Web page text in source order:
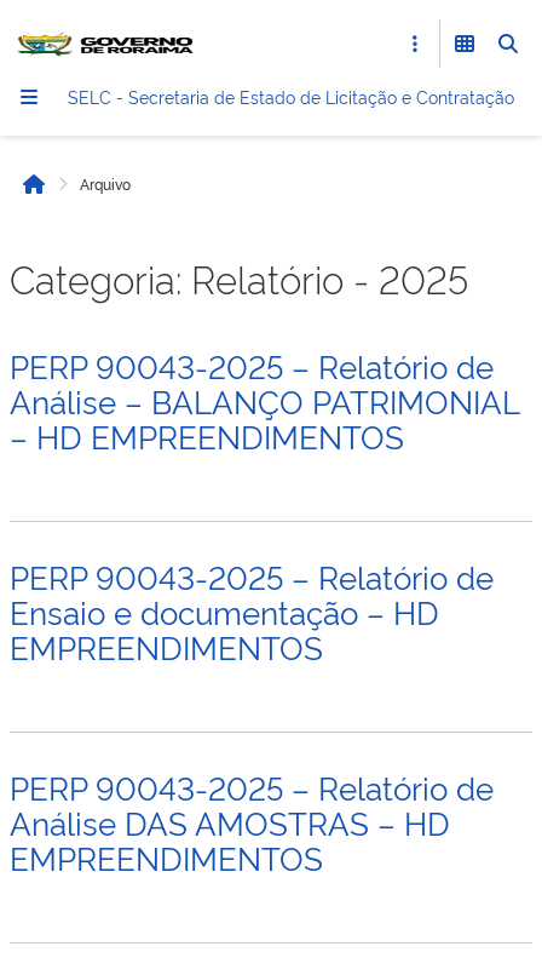
SELC - Secretaria de Estado de Licitação e Contratação
InícioArquivo
Categoria: Relatório - 2025
PERP 90043-2025 – Relatório de
Análise – BALANÇO PATRIMONIAL
– HD EMPREENDIMENTOS
PERP 90043-2025 – Relatório de
Ensaio e documentação – HD
EMPREENDIMENTOS
PERP 90043-2025 – Relatório de
Análise DAS AMOSTRAS – HD
EMPREENDIMENTOS